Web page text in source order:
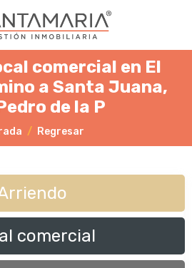
comercial en El
a Santa Juana,
de la P
Regresar
comercial